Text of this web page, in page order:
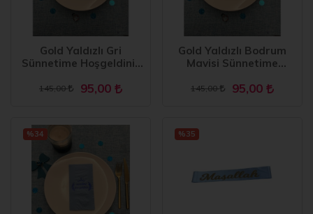
Gold Yaldızlı Gri
Sünnetime Hoşgeldiniz
Peçete 16 Adet
145,00 95,00
Gold Yaldızlı Bodrum
Mavisi Sünnetime
Garson Katlama Peçete
145,00 95,00
%34 %35